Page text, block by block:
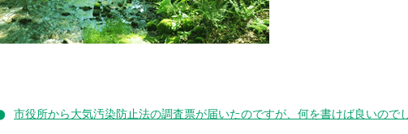
市役所から大気汚染防止法の調査票が届いたのですが、何を書けば良いので